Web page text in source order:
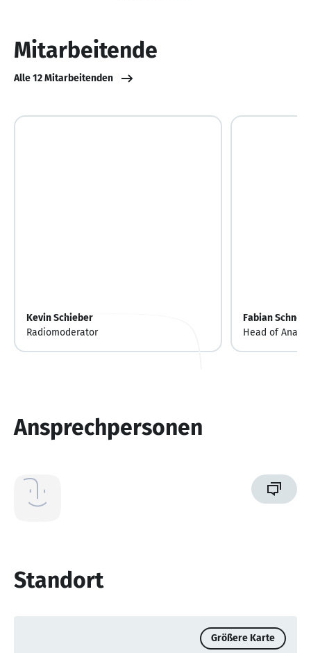
Mitarbeitende
Alle 12 Mitarbeitenden
Kevin Schieber
Radiomoderator
Fabian
Head of
Ansprechpersonen
Standort
Größere Karte